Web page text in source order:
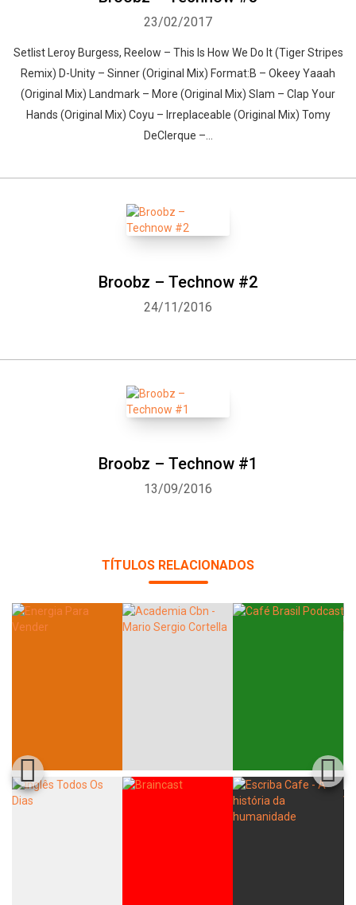
23/02/2017
Setlist Leroy Burgess, Reelow – This Is How We Do It (Tiger Stripes
Remix) D-Unity – Sinner (Original Mix) Format:B – Okeey Yaaah
(Original Mix) Landmark – More (Original Mix) Slam – Clap Your
Hands (Original Mix) Coyu – Irreplaceable (Original Mix) Tomy
DeClerque –...
Broobz – Technow #2
24/11/2016
Broobz – Technow #1
13/09/2016
TÍTULOS RELACIONADOS